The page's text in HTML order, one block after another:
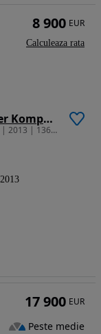
Mercedes-Benz Vito (BlueTEC) Tourer Kompakt PRO
2143 cm3 • 136 CP • Mercedes-Benz Vito 113 CDI | 2013 | 136 CP | 2.1 Diesel | 8+1 Locuri |
2013
8 900 EUR
Calculeaza rata
17 900 EUR
Peste medie